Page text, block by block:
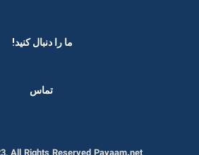
ما را دنبال کنید! ​
تماس